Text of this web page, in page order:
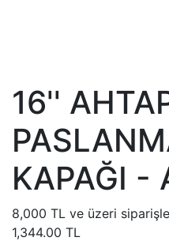
16''
KAPAĞI -
8,000 TL ve üzeri
1,344.00 TL